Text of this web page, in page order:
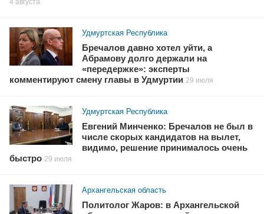
4 августа
Удмуртская Республика
Бречалов давно хотел уйти, а
Абрамову долго держали на
«передержке»: эксперты
комментируют смену главы в Удмуртии 29 июля
Удмуртская Республика
Евгений Минченко: Бречалов не был в
числе скорых кандидатов на вылет,
видимо, решение принималось очень
быстро 29 июля
Архангельская область
Политолог Жаров: в Архангельской